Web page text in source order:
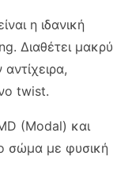
η ιδανική
Διαθέτει μακρύ
αντίχειρα,
twist.
(Modal) και
σώμα με φυσική